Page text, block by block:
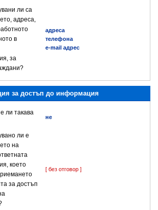
ли са
адреса,
в
за
адреса
телефона
e-mail адрес
за достъп до информация
ли такава
не
ли е
на
което
за достъп
[ без отговор ]